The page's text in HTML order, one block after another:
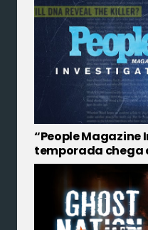
“People Magazine
temporada chega